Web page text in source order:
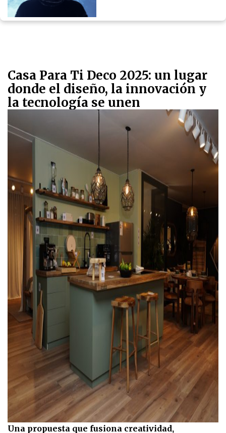
Casa Para Ti Deco 2025: un lugar
donde el diseño, la innovación y
la tecnología se unen
Una propuesta que fusiona creatividad,